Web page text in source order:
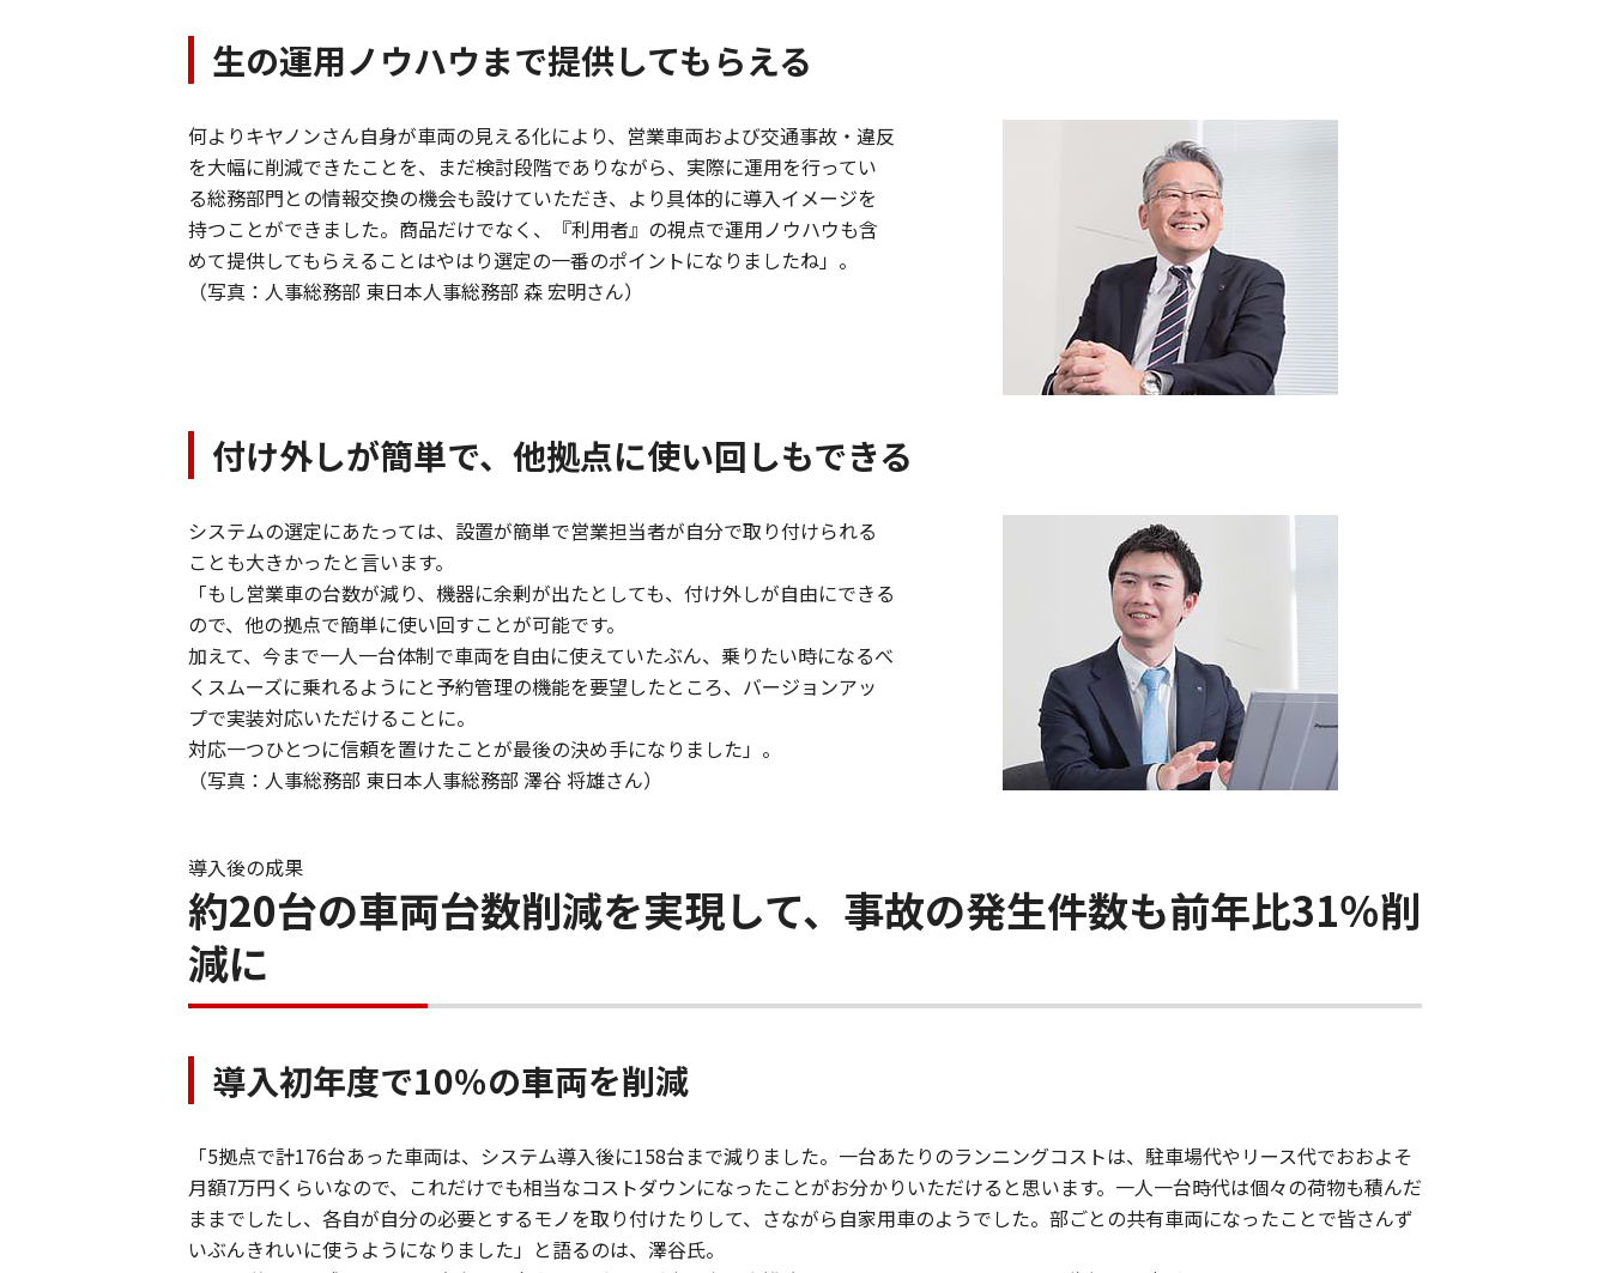
生の運用ノウハウまで提供してもらえる
何よりキヤノンさん自身が車両の見える化により、営業車両および交通事故・違反
を大幅に削減できたことを、まだ検討段階でありながら、実際に運用を行ってい
る総務部門との情報交換の機会も設けていただき、より具体的に導入イメージを
持つことができました。商品だけでなく、『利用者』の視点で運用ノウハウも含
めて提供してもらえることはやはり選定の一番のポイントになりましたね」。
（写真：人事総務部 東日本人事総務部 森 宏明さん）
付け外しが簡単で、他拠点に使い回しもできる
システムの選定にあたっては、設置が簡単で営業担当者が自分で取り付けられる
ことも大きかったと言います。
「もし営業車の台数が減り、機器に余剰が出たとしても、付け外しが自由にできる
ので、他の拠点で簡単に使い回すことが可能です。
加えて、今まで一人一台体制で車両を自由に使えていたぶん、乗りたい時になるべ
くスムーズに乗れるようにと予約管理の機能を要望したところ、バージョンアッ
プで実装対応いただけることに。
対応一つひとつに信頼を置けたことが最後の決め手になりました」。
（写真：人事総務部 東日本人事総務部 澤谷 将雄さん）
導入後の成果
約20台の車両台数削減を実現して、事故の発生件数も前年比31％削
減に
導入初年度で10％の車両を削減
「5拠点で計176台あった車両は、システム導入後に158台まで減りました。一台あたりのランニングコストは、駐車場代やリース代でおおよそ
月額7万円くらいなので、これだけでも相当なコストダウンになったことがお分かりいただけると思います。一人一台時代は個々の荷物も積んだ
ままでしたし、各自が自分の必要とするモノを取り付けたりして、さながら自家用車のようでした。部ごとの共有車両になったことで皆さんず
いぶんきれいに使うようになりました」と語るのは、澤谷氏。